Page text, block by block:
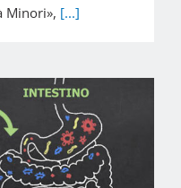
Minori», [...]